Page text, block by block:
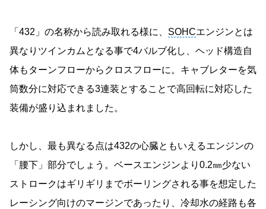
「432」の名称から読み取れる様に、 SOHCエンジンとは
異なりツインカムとなる事で4バルブ化し、ヘッド構造自
体もターンフローからクロスフローに。キャブレターを気
筒数分に対応できる3連装とすることで高回転に対応した
装備が盛り込まれました。
しかし、最も異なる点は432の心臓ともいえるエンジンの
「腰下」部分でしょう。ベースエンジンより0.2㎜少ない
ストロークはギリギリまでボーリングされる事を想定した
レーシング向けのマージンであったり、冷却水の経路も各